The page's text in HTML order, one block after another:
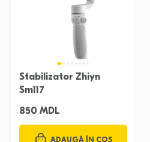
Stabilizator Zhiyn
Sm117
850 MDL
ADAUGĂ ÎN COȘ